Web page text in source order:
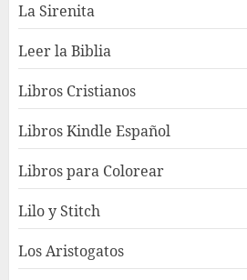
La Sirenita
Leer la Biblia
Libros Cristianos
Libros Kindle Español
Libros para Colorear
Lilo y Stitch
Los Aristogatos